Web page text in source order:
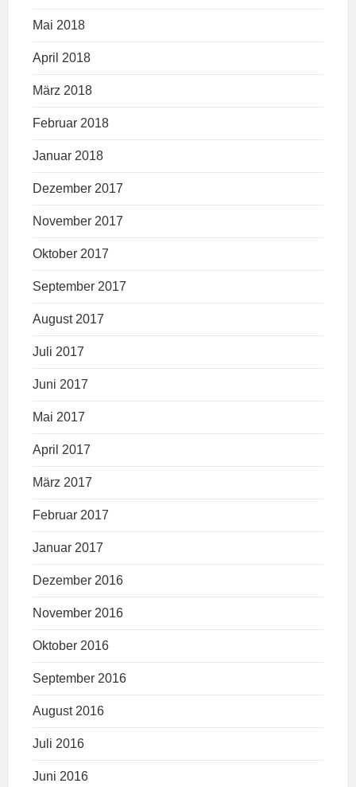
Mai 2018
April 2018
März 2018
Februar 2018
Januar 2018
Dezember 2017
November 2017
Oktober 2017
September 2017
August 2017
Juli 2017
Juni 2017
Mai 2017
April 2017
März 2017
Februar 2017
Januar 2017
Dezember 2016
November 2016
Oktober 2016
September 2016
August 2016
Juli 2016
Juni 2016